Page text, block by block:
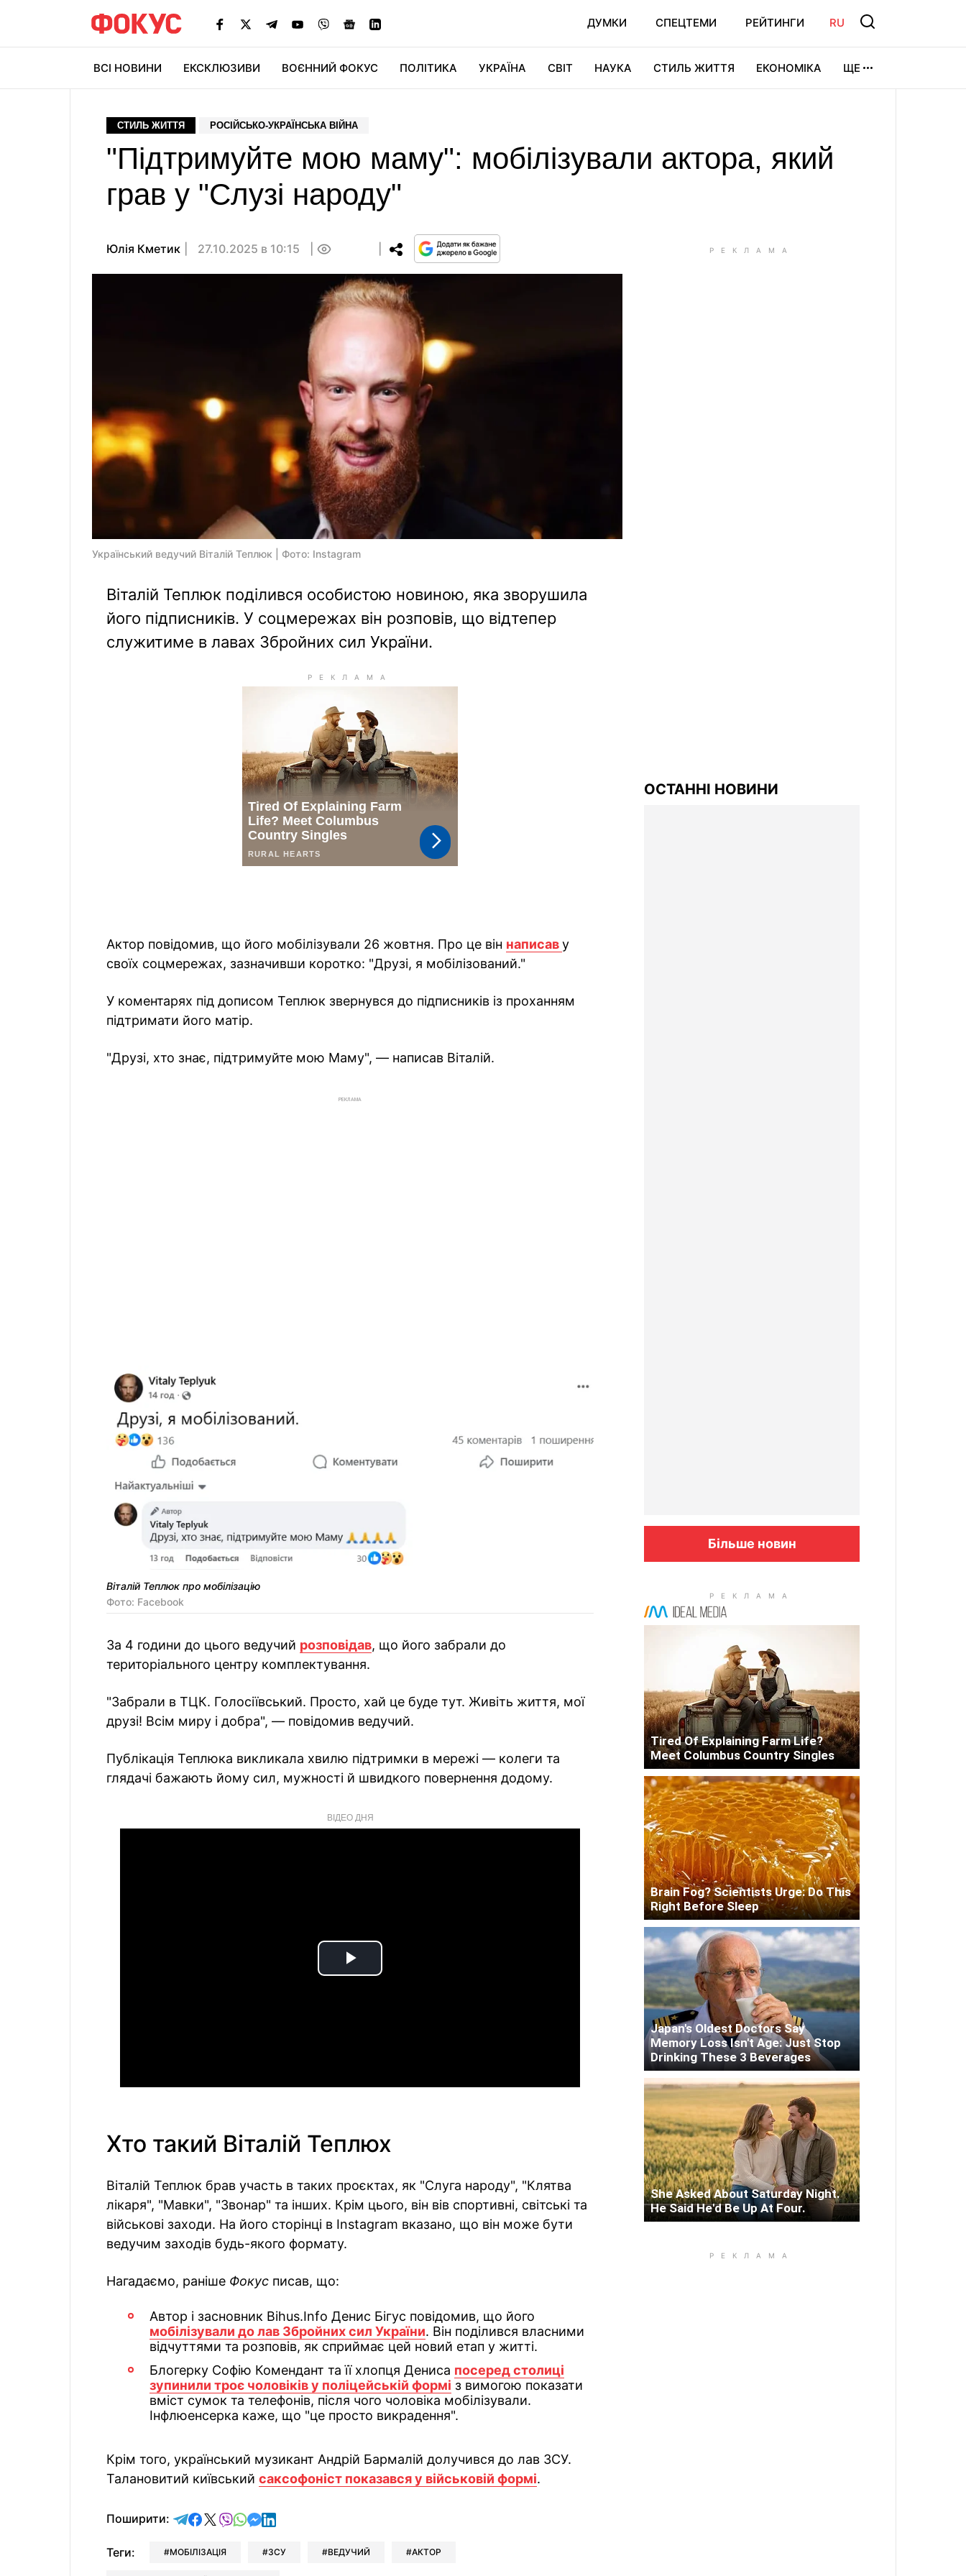
ДУМКИ СПЕЦТЕМИ РЕЙТИНГИ RU
ВСІ НОВИНИ ЕКСКЛЮЗИВИ ВОЄННИЙ ФОКУС ПОЛІТИКА УКРАЇНА СВІТ НАУКА СТИЛЬ ЖИТТЯ ЕКОНОМІКА ЩЕ
СТИЛЬ ЖИТТЯ РОСІЙСЬКО-УКРАЇНСЬКА ВІЙНА
"Підтримуйте мою маму": мобілізували актора, який
грав у "Слузі народу"
Юлія Кметик 27.10.2025 в 10:15
Український ведучий Віталій Теплюк | Фото: Instagram
Віталій Теплюк поділився особистою новиною, яка зворушила
його підписників. У соцмережах він розповів, що відтепер
служитиме в лавах Збройних сил України.
Актор повідомив, що його мобілізували 26 жовтня. Про це він написаву
своїх соцмережах, зазначивши коротко: "Друзі, я мобілізований."
У коментарях під дописом Теплюк звернувся до підписників із проханням
підтримати його матір.
"Друзі, хто знає, підтримуйте мою Маму", — написав Віталій.
РЕКЛАМА
Віталій Теплюк про мобілізацію
Фото: Facebook
За 4 години до цього ведучий розповідав, що його забрали до
територіального центру комплектування.
"Забрали в ТЦК. Голосіївський. Просто, хай це буде тут. Живіть життя, мої
друзі! Всім миру і добра", — повідомив ведучий.
Публікація Теплюка викликала хвилю підтримки в мережі — колеги та
глядачі бажають йому сил, мужності й швидкого повернення додому.
ВІДЕО ДНЯ
Play
Хто такий Віталій Теплюх
Віталій Теплюк брав участь в таких проєктах, як "Слуга народу", "Клятва
лікаря", "Мавки", "Звонар" та інших. Крім цього, він вів спортивні, світські та
військові заходи. На його сторінці в Instagram вказано, що він може бути
ведучим заходів будь-якого формату.
Нагадаємо, раніше Фокус писав, що:
Автор і засновник Bihus.Info Денис Бігус повідомив, що його
мобілізували до лав Збройних сил України. Він поділився власними
відчуттями та розповів, як сприймає цей новий етап у житті.
Блогерку Софію Комендант та її хлопця Дениса посеред столиці
зупинили троє чоловіків у поліцейській формі з вимогою показати
вміст сумок та телефонів, після чого чоловіка мобілізували.
Інфлюенсерка каже, що "це просто викрадення".
Крім того, український музикант Андрій Бармалій долучився до лав ЗСУ.
Талановитий київський саксофоніст показався у військовій формі.
Поширити: відправити у Telegram
поділитись у Facebook
поділитись у X
відправити у Viber
відправити у Whatsapp
відправити у Messenger
відправити у LinkedIn
Теги: МОБІЛІЗАЦІЯ ЗСУ ВЕДУЧИЙ АКТОР
ОСТАННІ НОВИНИ
Більше новин
Tired Of Explaining Farm Life?
Meet Columbus Country Singles
Brain Fog? Scientists Urge: Do This
Right Before Sleep
Japan's Oldest Doctors Say
Memory Loss Isn't Age: Just Stop
Drinking These 3 Beverages
She Asked About Saturday Night.
He Said He'd Be Up At Four.